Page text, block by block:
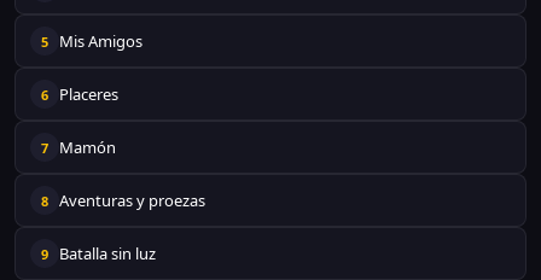
5 Mis Amigos
6 Placeres
7 Mamón
8 Aventuras y proezas
9 Batalla sin luz